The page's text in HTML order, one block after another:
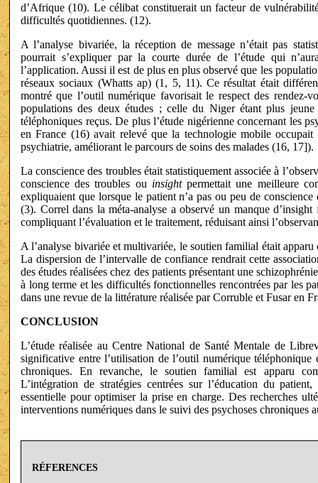
d’Afrique (10). Le célibat constituerait un facteur de
difficultés quotidiennes. (12).
A l’analyse bivariée, la réception de message n’était pas
pourrait s’expliquer par la courte durée de l’étude qui
l’application. Aussi il est de plus en plus observé que les
réseaux sociaux (Whatts ap) (1, 5, 11). Ce résultat était
montré que l’outil numérique favorisait le respect des rendez-
populations des deux études ; celle du Niger étant plus
téléphoniques reçus. De plus l’étude nigérienne concernant les
en France (16) avait relevé que la technologie mobile
psychiatrie, améliorant le parcours de soins des malades (16, 17]).
La conscience des troubles était statistiquement associée à
conscience des troubles ou insightpermettait une meilleure
expliquaient que lorsque le patient n’a pas ou peu de
(3). Correl dans la méta-analyse a observé un manque
compliquant l’évaluation et le traitement, réduisant ainsi
A l’analyse bivariée et multivariée, le soutien familial était
La dispersion de l’intervalle de confiance rendrait cette
des études réalisées chez des patients présentant une
à long terme et les difficultés fonctionnelles rencontrées par les
dans une revue de la littérature réalisée par Corruble et Fusar en
CONCLUSION
L’étude réalisée au Centre National de Santé Mentale de
significative entre l’utilisation de l’outil numérique téléphonique
chroniques. En revanche, le soutien familial est apparu
L’intégration de stratégies centrées sur l’éducation du
essentielle pour optimiser la prise en charge. Des recherches
interventions numériques dans le suivi des psychoses chroniques
RÉFERENCES